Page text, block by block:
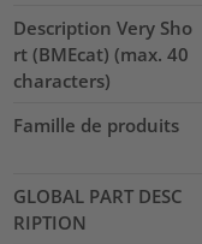
Description Very Sho
rt (BMEcat) (max. 40
characters)
Famille de produits
GLOBAL PART DESC
RIPTION